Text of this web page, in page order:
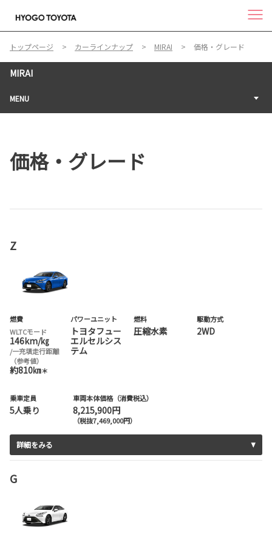
トップページ カーラインナップ MIRAI 価格・グレード
MIRAI
MENU
価格・グレード
Z
燃費
WLTCモード
146km/㎏
/一充填走行距離
（参考値）
約810㎞＊
パワーユニット
トヨタフュー
エルセルシス
テム
燃料
圧縮水素
駆動方式
2WD
乗車定員
5人乗り
車両本体価格（消費税込）
8,215,900円
（税抜7,469,000円）
詳細をみる
G